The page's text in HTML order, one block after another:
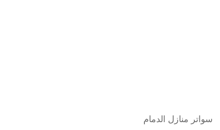
سواتر منازل الدمام